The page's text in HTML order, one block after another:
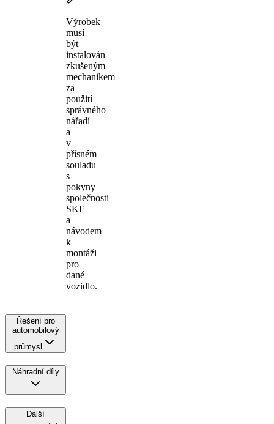
Výrobek
musí
být
instalován
zkušeným
mechanikem
za
použití
správného
nářadí
a
v
přísném
souladu
s
pokyny
společnosti
SKF
a
návodem
k
montáži
pro
dané
vozidlo.
Řešení pro
automobilový
průmysl
Náhradní díly
Další